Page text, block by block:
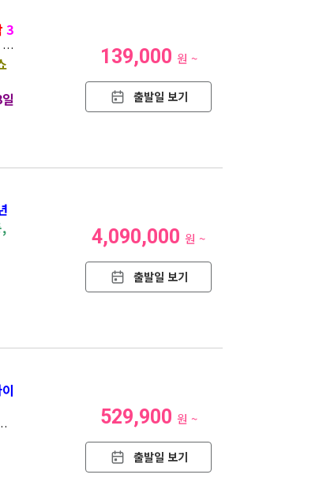
3
.”
139,000 원 ~
출발일 보기
,
4,090,000 원 ~
출발일 보기
529,900 원 ~
출발일 보기